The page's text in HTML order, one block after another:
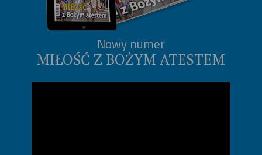
Nowy numer
MIŁOŚĆ Z BOŻYM ATESTEM